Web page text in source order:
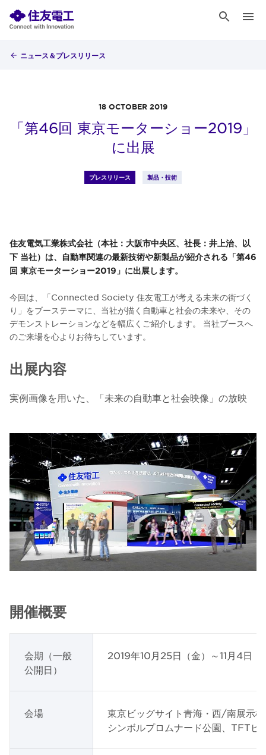
ニュース＆プレスリリース
18 OCTOBER 2019
「第46回 東京モーターショー2019」
に出展
プレスリリース 製品・技術
住友電気工業株式会社（本社：大阪市中央区、社長：井上治、以
下 当社）は、自動車関連の最新技術や新製品が紹介される「第46
回 東京モーターショー2019」に出展します。
今回は、「Connected Society 住友電工が考える未来の街づく
り」をブーステーマに、当社が描く自動車と社会の未来や、その
デモンストレーションなどを幅広くご紹介します。 当社ブースへ
のご来場を心よりお待ちしています。
出展内容
実例画像を用いた、「未来の自動車と社会映像」の放映
開催概要
会期（一般
公開日）
2019年10月25日（金）～11月4日（
会場
東京ビッグサイト青海・西/南展示
シンボルプロムナード公園、TFTビ